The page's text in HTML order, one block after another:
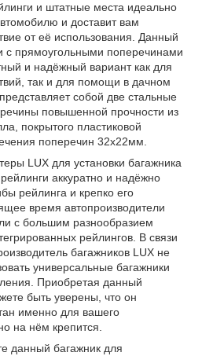
и штатные места идеально
и доставит вам
от её использования. Данный
с прямоугольными поперечинами
и надёжный вариант как для
так и для помощи в дачном
собой две стальные
повышенной прочности из
покрытого пластиковой
поперечин 32х22мм.
LUX для установки багажника
аккуратно и надёжно
рейлинга и крепко его
время автопроизводители
с большим разнообразием
рейлингов. В связи
багажников LUX не
универсальные багажники
Приобретая данный
быть уверены, что он
именно для вашего
на нём крепится.
данный багажник для